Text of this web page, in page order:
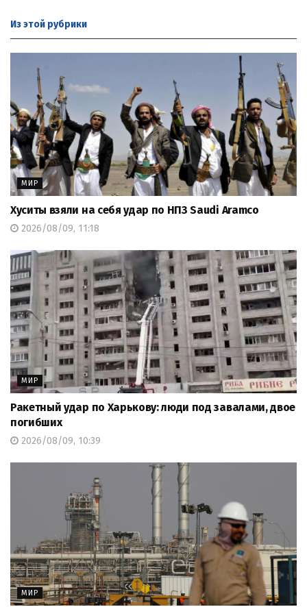
Из этой рубрики
МИР
Хуситы взяли на себя удар по НПЗ Saudi Aramco
2026/08/09, 11:18
МИР
Ракетный удар по Харькову: люди под завалами, двое
погибших
2026/08/09, 10:39
МИР